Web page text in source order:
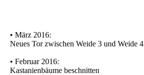
• März 2016:
Neues Tor zwischen Weide 3 und Weide 4
• Februar 2016:
Kastanienbäume beschnitten